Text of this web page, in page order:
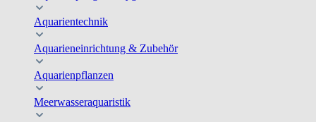
Aquarientechnik
Aquarieneinrichtung & Zubehör
Aquarienpflanzen
Meerwasseraquaristik